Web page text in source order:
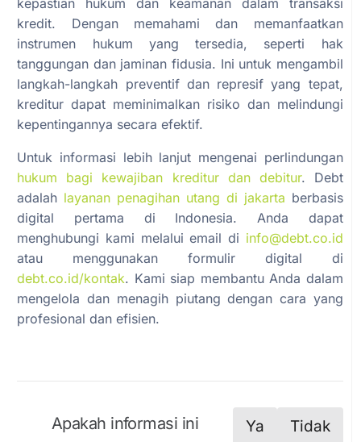
kepastian hukum dan keamanan dalam transaksi
kredit. Dengan memahami dan memanfaatkan
instrumen hukum yang tersedia, seperti hak
tanggungan dan jaminan fidusia. Ini untuk mengambil
langkah-langkah preventif dan represif yang tepat,
kreditur dapat meminimalkan risiko dan melindungi
kepentingannya secara efektif.
Untuk informasi lebih lanjut mengenai perlindungan
hukum bagi kewajiban kreditur dan debitur. Debt
adalah layanan penagihan utang di jakarta berbasis
digital pertama di Indonesia. Anda dapat
menghubungi kami melalui email di info@debt.co.id
atau menggunakan formulir digital di
debt.co.id/kontak. Kami siap membantu Anda dalam
mengelola dan menagih piutang dengan cara yang
profesional dan efisien.
Apakah informasi ini
Ya Tidak